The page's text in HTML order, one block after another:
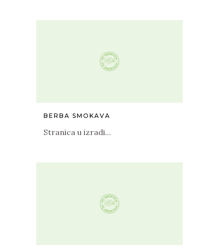
BERBA SMOKAVA
Stranica u izradi...